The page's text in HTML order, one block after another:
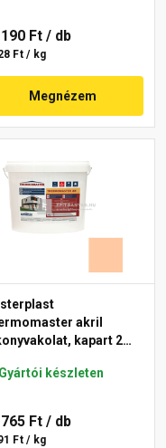
Ft / db
Ft / kg
Megnézem
akril
kapart 2
Gyártói készleten
Ft / db
Ft / kg